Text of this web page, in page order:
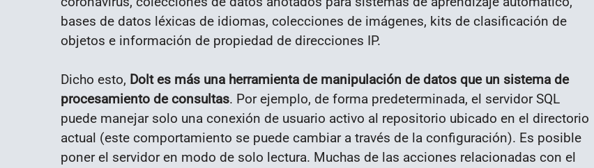
bases de datos léxicas de idiomas, colecciones de imágenes, kits de clasificación de
objetos e información de propiedad de direcciones IP.
Dicho esto, Dolt es más una herramienta de manipulación de datos que un sistema de
procesamiento de consultas. Por ejemplo, de forma predeterminada, el servidor SQL
puede manejar solo una conexión de usuario activo al repositorio ubicado en el directorio
actual (este comportamiento se puede cambiar a través de la configuración). Es posible
poner el servidor en modo de solo lectura. Muchas de las acciones relacionadas con el